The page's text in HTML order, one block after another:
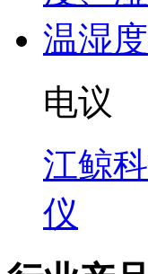
电议
江鲸
仪